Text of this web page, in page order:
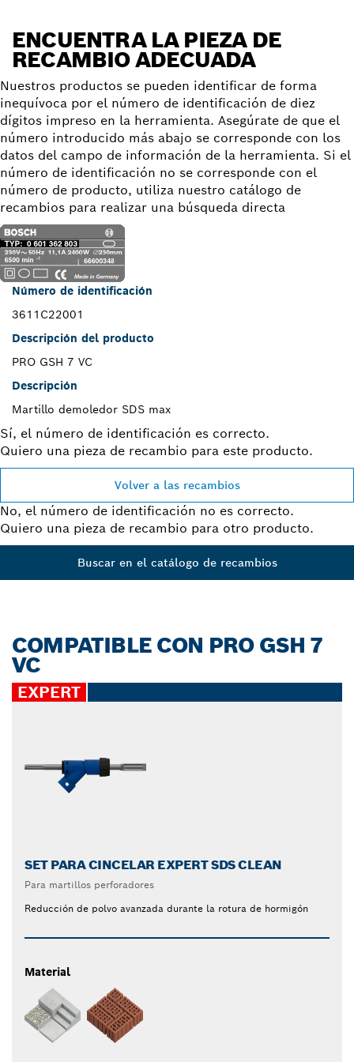
ENCUENTRA LA PIEZA DE
RECAMBIO ADECUADA
Nuestros productos se pueden identificar de forma
inequívoca por el número de identificación de diez
dígitos impreso en la herramienta. Asegúrate de que el
número introducido más abajo se corresponde con los
datos del campo de información de la herramienta. Si el
número de identificación no se corresponde con el
número de producto, utiliza nuestro catálogo de
recambios para realizar una búsqueda directa
Número de identificación
3611C22001
Descripción del producto
PRO GSH 7 VC
Descripción
Martillo demoledor SDS max
Sí, el número de identificación es correcto.
Quiero una pieza de recambio para este producto.
Volver a las recambios
No, el número de identificación no es correcto.
Quiero una pieza de recambio para otro producto.
Buscar en el catálogo de recambios
COMPATIBLE CON PRO GSH 7
VC
EXPERT
SET PARA CINCELAR EXPERT SDS CLEAN
Para martillos perforadores
Reducción de polvo avanzada durante la rotura de hormigón
Material